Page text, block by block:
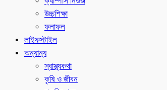
উচ্চশিক্ষা
ফলাফল
লাইফস্টাইল
অন্যান্য
স্বাস্থ্যকথা
কৃষি ও জীবন